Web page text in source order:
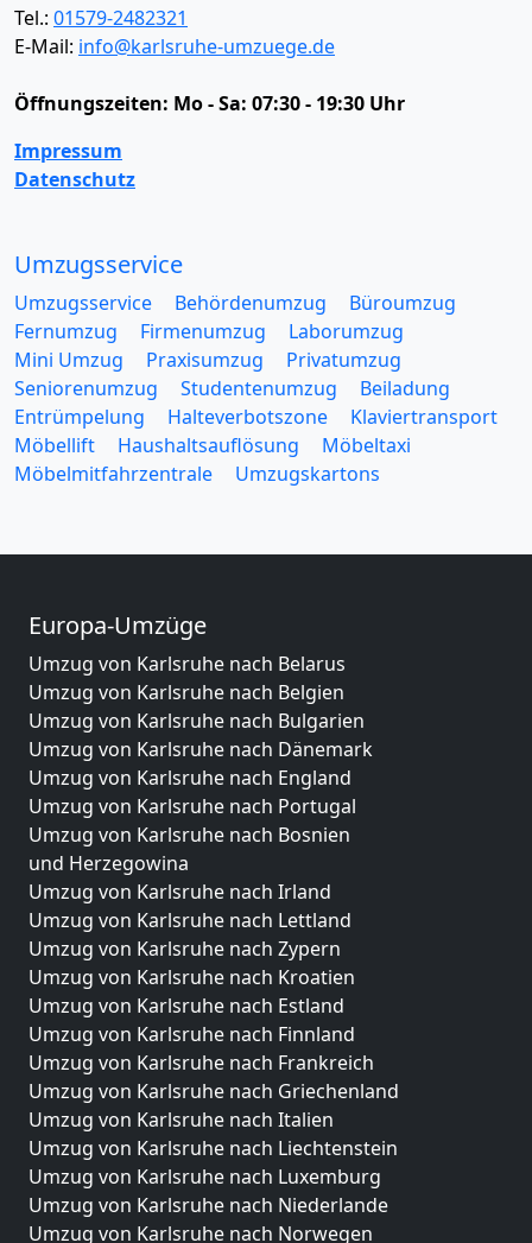
Tel.: 01579-2482321
E-Mail: info@karlsruhe-umzuege.de
Öffnungszeiten: Mo - Sa: 07:30 - 19:30 Uhr
Impressum
Datenschutz
Umzugsservice
Umzugsservice Behördenumzug
Büroumzug
Fernumzug
Firmenumzug
Laborumzug
Mini Umzug
Praxisumzug
Privatumzug
Seniorenumzug
Studentenumzug
Beiladung
Entrümpelung
Halteverbotszone
Klaviertransport
Möbellift
Haushaltsauflösung
Möbeltaxi
Möbelmitfahrzentrale
Umzugskartons
Europa-Umzüge
Umzug von Karlsruhe nach Belarus
Umzug von Karlsruhe nach Belgien
Umzug von Karlsruhe nach Bulgarien
Umzug von Karlsruhe nach Dänemark
Umzug von Karlsruhe nach England
Umzug von Karlsruhe nach Portugal
Umzug von Karlsruhe nach Bosnien
und Herzegowina
Umzug von Karlsruhe nach Irland
Umzug von Karlsruhe nach Lettland
Umzug von Karlsruhe nach Zypern
Umzug von Karlsruhe nach Kroatien
Umzug von Karlsruhe nach Estland
Umzug von Karlsruhe nach Finnland
Umzug von Karlsruhe nach Frankreich
Umzug von Karlsruhe nach Griechenland
Umzug von Karlsruhe nach Italien
Umzug von Karlsruhe nach Liechtenstein
Umzug von Karlsruhe nach Luxemburg
Umzug von Karlsruhe nach Niederlande
Umzug von Karlsruhe nach Norwegen